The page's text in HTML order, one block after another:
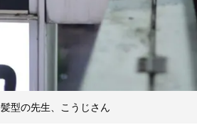
髪型の先生、こうじさん